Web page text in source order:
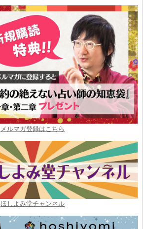
メルマガ登録はこちら
ほしよみ堂チャンネル